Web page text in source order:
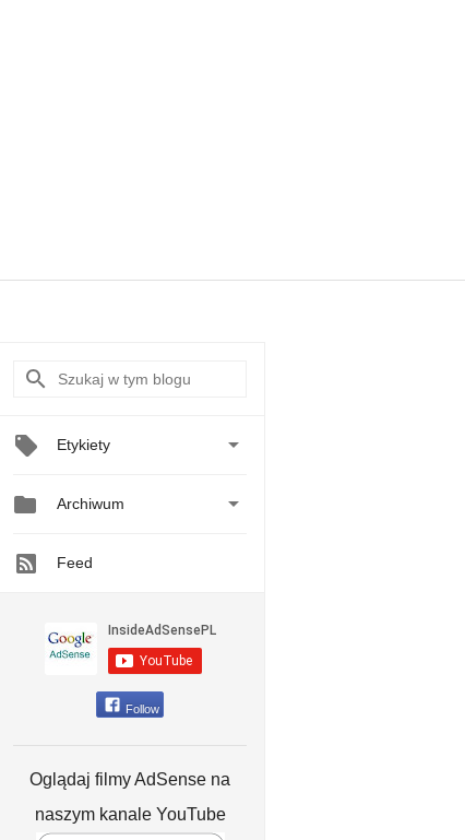
Etykiety 
 Archiwum 
Feed
Follow
Oglądaj filmy AdSense na
naszym kanale YouTube